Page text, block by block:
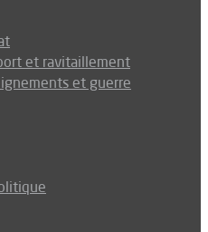
et ravitaillement
et guerre